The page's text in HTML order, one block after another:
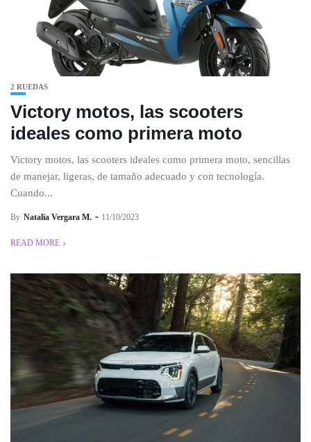
2 RUEDAS
Victory motos, las scooters
ideales como primera moto
Victory motos, las scooters ideales como primera moto, sencillas
de manejar, ligeras, de tamaño adecuado y con tecnología.
Cuando...
By Natalia Vergara M. 11/10/2023
READ MORE